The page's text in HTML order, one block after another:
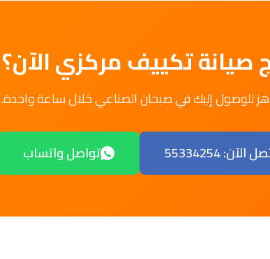
صيانة تكييف مركزي الآن؟
للوصول إليك في صبحان الصناعي خلال ساعة واحدة.
الآن: 55334254 تواصل واتساب